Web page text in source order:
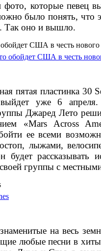
которые певец
было понять, что
Так оно и вышло.
США в честь нового
пятая пластинка 30
уже 6
Джаред Лето
«Mars Across
ее всеми
лыжами,
будет
группы с
на весь
любые песни в